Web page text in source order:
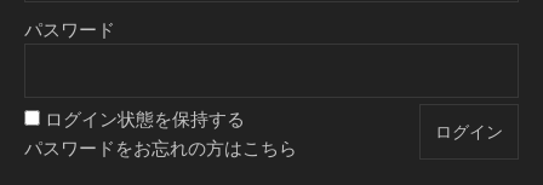
パスワード
ログイン状態を保持する
パスワードをお忘れの方はこちら